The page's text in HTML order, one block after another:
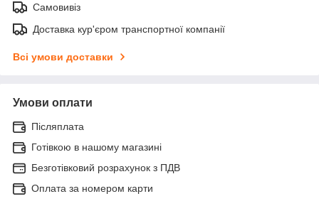
Самовивіз
Доставка кур'єром транспортної компанії
Всі умови доставки
Умови оплати
Післяплата
Готівкою в нашому магазині
Безготівковий розрахунок з ПДВ
Оплата за номером карти